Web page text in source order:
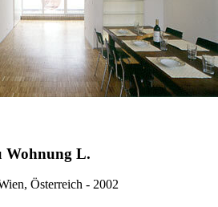
Wohnung L.
Österreich - 2002